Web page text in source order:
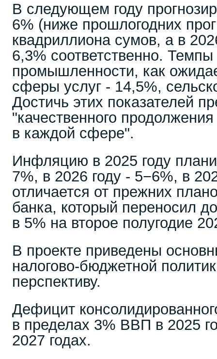
В следующем году
6% (ниже прошлогодних
квадриллиона сумов, а в
6,3% соответственно. Темпы
промышленности, как
сферы услуг - 14,5%,
Достичь этих показателей
"качественного
в каждой сфере".
Инфляцию в 2025 году
7%, в 2026 году - 5−6%, в
отличается от прежних
банка, который переносил
в 5% на второе полугодие
В проекте приведены
налогово-бюджетной
перспективу.
Дефицит
в пределах 3% ВВП в 2025
2027 годах.